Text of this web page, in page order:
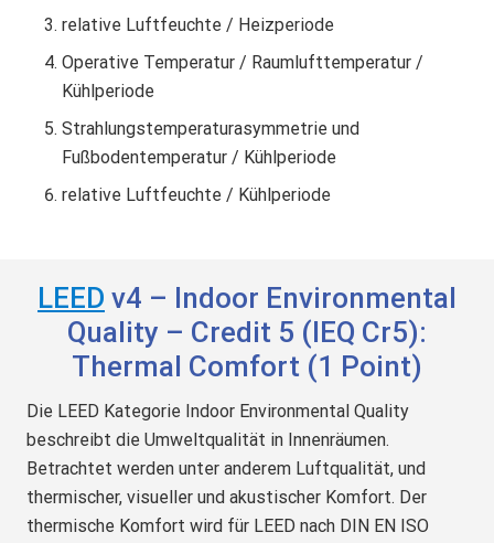
relative Luftfeuchte / Heizperiode
Operative Temperatur / Raumlufttemperatur /
Kühlperiode
Strahlungstemperaturasymmetrie und
Fußbodentemperatur / Kühlperiode
relative Luftfeuchte / Kühlperiode
LEED v4 – Indoor Environmental
Quality – Credit 5 (IEQ Cr5):
Thermal Comfort (1 Point)
Die LEED Kategorie Indoor Environmental Quality
beschreibt die Umweltqualität in Innenräumen.
Betrachtet werden unter anderem Luftqualität, und
thermischer, visueller und akustischer Komfort. Der
thermische Komfort wird für LEED nach DIN EN ISO